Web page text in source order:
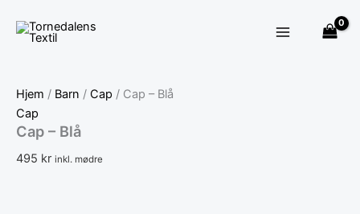
rett
Hjem / Barn / Cap / Cap – Blå
Cap
Cap – Blå
495 kr inkl. mødre
-
Blå